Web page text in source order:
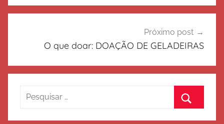
Próximo post
O que doar: DOAÇÃO DE GELADEIRAS
Pesquisar